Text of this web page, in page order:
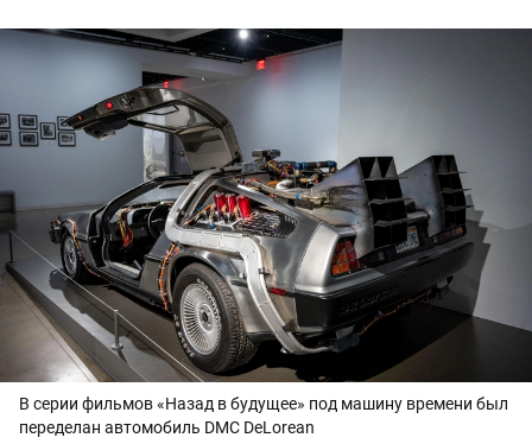
В серии фильмов «Назад в будущее» под машину времени был
переделан автомобиль DMC DeLorean